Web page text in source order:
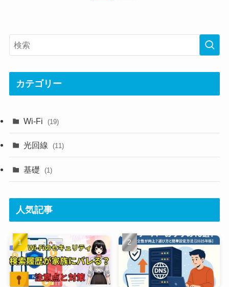
カテゴリー
Wi-Fi (19)
光回線 (11)
基礎 (1)
人気記事